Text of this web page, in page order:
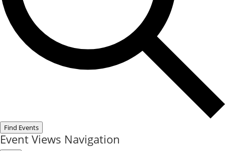
Find Events
Event Views Navigation